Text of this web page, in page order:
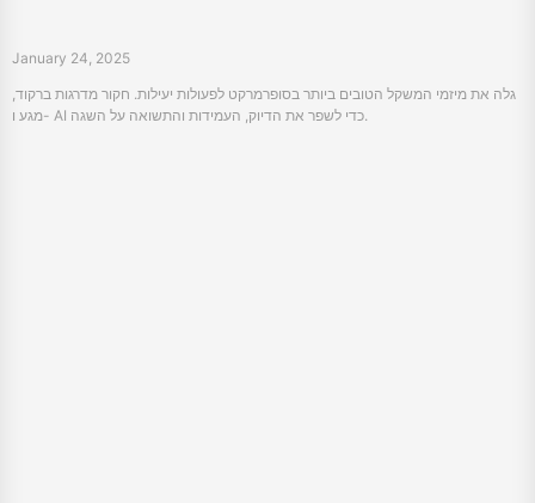
January 24, 2025
גלה את מיזמי המשקל הטובים ביותר בסופרמרקט לפעולות יעילות. חקור מדרגות ברקוד,
מגע ו- AI כדי לשפר את הדיוק, העמידות והתשואה על השגה.